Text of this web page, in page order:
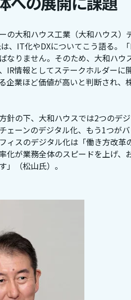
の大和ハウス工業（大和ハウス）
、IT化やDXについてこう語る。
なりません。そのため、大和ハウ
IR情報としてステークホルダーに
企業ほど価値が高いと判断され、
針の下、大和ハウスでは2つのデ
ェーンのデジタル化、もう1つが
ィスのデジタル化は「働き方改革
化が業務全体のスピードを上げ、
」（松山氏）。